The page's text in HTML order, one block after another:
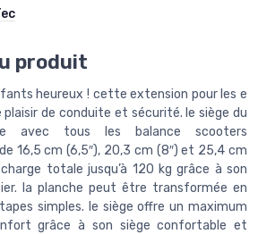
produit
heureux ! cette extension pour les e
plaisir de conduite et sécurité. le siège du
avec tous les balance scooters
16,5 cm (6,5″), 20,3 cm (8″) et 25,4 cm
totale jusqu’à 120 kg grâce à son
la planche peut être transformée en
simples. le siège offre un maximum
grâce à son siège confortable et